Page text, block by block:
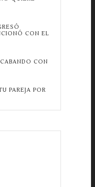
CON EL
CON
PAREJA POR